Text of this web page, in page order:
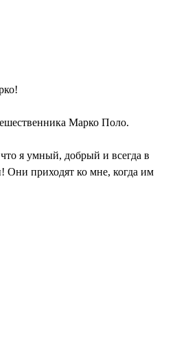
Марко Поло.
я умный, добрый и всегда в
Они приходят ко мне, когда им